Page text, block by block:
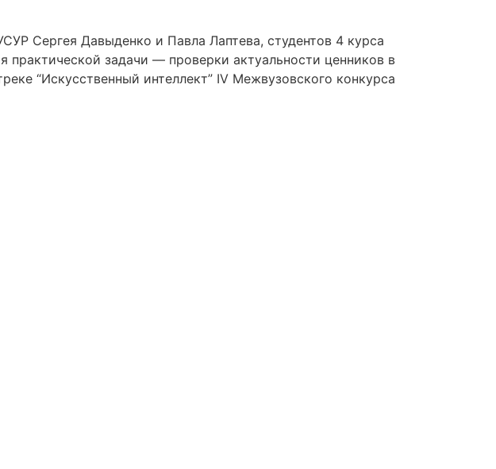
Сергея Давыденко и Павла Лаптева, студентов 4 курса
практической задачи — проверки актуальности ценников в
“Искусственный интеллект” IV Межвузовского конкурса